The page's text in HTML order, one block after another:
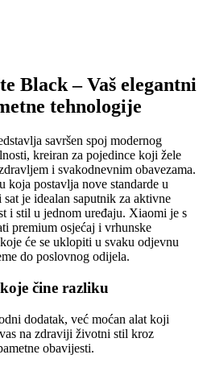
Black – Vaš elegantni
tehnologije
savršen spoj modernog
kreiran za pojedince koji žele
i svakodnevnim obavezama.
koja postavlja nove standarde u
je idealan saputnik za aktivne
i stil u jednom uređaju. Xiaomi je s
premium osjećaj i vrhunske
će se uklopiti u svaku odjevnu
do poslovnog odijela.
čine razliku
dodatak, već moćan alat koji
na zdraviji životni stil kroz
obavijesti.